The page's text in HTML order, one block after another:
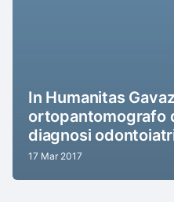
In Humanitas
ortopantomografo
diagnosi
17 Mar 2017